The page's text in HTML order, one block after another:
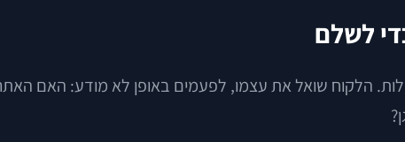
לשלם
הלקוח שואל את עצמו, לפעמים באופן לא מודע: האם